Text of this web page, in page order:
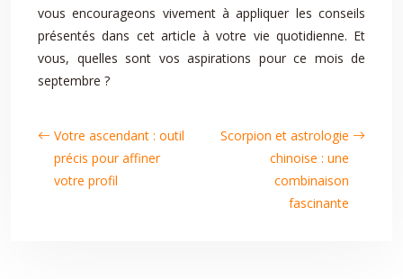
vous encourageons vivement à appliquer les conseils
présentés dans cet article à votre vie quotidienne. Et
vous, quelles sont vos aspirations pour ce mois de
septembre ?
Votre ascendant : outil
précis pour affiner
votre profil
Scorpion et astrologie
chinoise : une
combinaison
fascinante